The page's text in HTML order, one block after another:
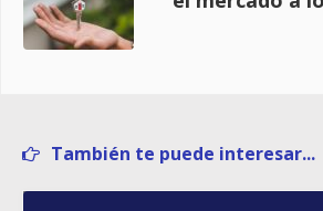
También te puede interesar...